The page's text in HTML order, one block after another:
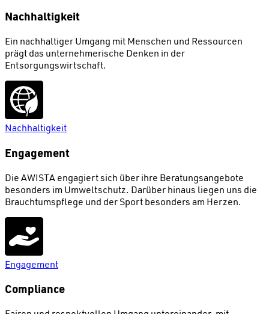
Nachhaltigkeit
Ein nachhaltiger Umgang mit Menschen und Ressourcen
prägt das unternehmerische Denken in der
Entsorgungswirtschaft.
Nachhaltigkeit
Engagement
Die AWISTA engagiert sich über ihre Beratungsangebote
besonders im Umweltschutz. Darüber hinaus liegen uns die
Brauchtumspflege und der Sport besonders am Herzen.
Engagement
Compliance